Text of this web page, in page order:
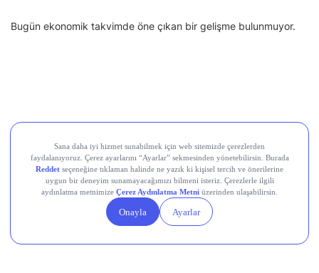
Bugün ekonomik takvimde öne çıkan bir gelişme bulunmuyor.
Paylaş